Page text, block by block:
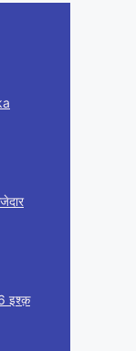
इश्क़